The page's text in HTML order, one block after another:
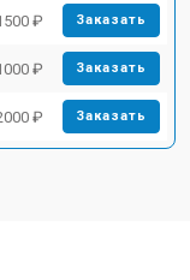
₽ Заказать
₽ Заказать
₽ Заказать